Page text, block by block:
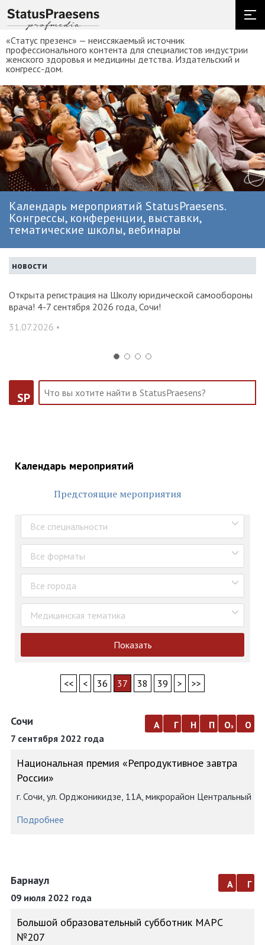
«Статус презенс» — неиссякаемый источник
профессионального контента для специалистов индустрии
женского здоровья и медицины детства. Издательский и
конгресс-дом.
Календарь мероприятий StatusPraesens.
Конгрессы, конференции, выставки,
тематические школы, вебинары
новости
Открыта регистрация на Школу юридической самообороны
врача! 4-7 сентября 2026 года, Сочи!
31.07.2026 •
SP
Календарь мероприятий
Предстоящие мероприятия
Все специальности
Все форматы
Все города
Медицинская тематика
Показать
<< < 36 37 38 39 > >>
Сочи
7 сентября 2022 года
а г н п оз о
Национальная премия «Репродуктивное завтра
России»
г. Сочи, ул. Орджоникидзе, 11А, микрорайон Центральный
Подробнее
Барнаул
09 июля 2022 года
а г
Большой образовательный субботник МАРС
№207